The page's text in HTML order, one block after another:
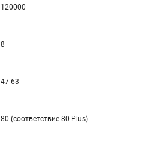
120000
8
47-63
80 (соответствие 80 Plus)